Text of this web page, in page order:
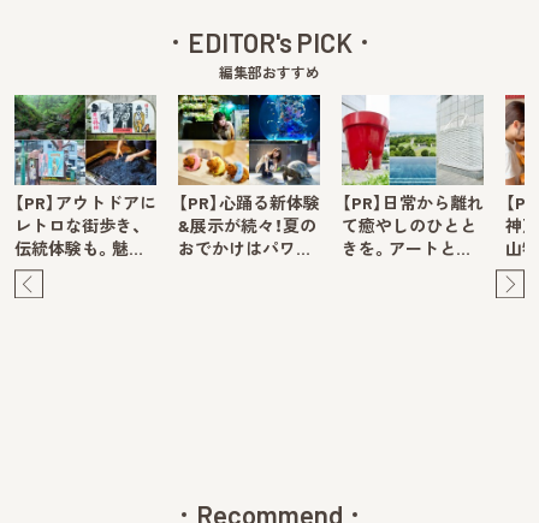
EDITOR's PICK
編集部おすすめ
【PR】アウトドアに
レトロな街歩き、
伝統体験も。魅…
【PR】心踊る新体験
&展示が続々！夏の
おでかけはパワ…
【PR】日常から離れ
て癒やしのひとと
きを。アートと…
【
神
山
Recommend